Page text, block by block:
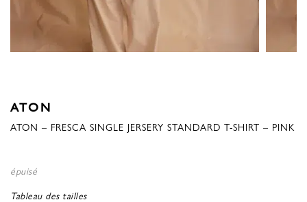
ATON
ATON – FRESCA SINGLE JERSERY STANDARD T-SHIRT – PINK
épuisé
Tableau des tailles